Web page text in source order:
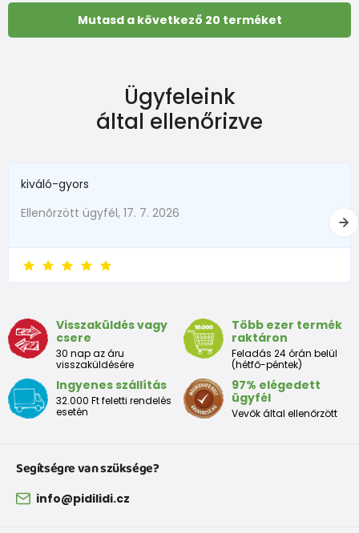
Mutasd a következő 20 terméket
Ügyfeleink
által ellenőrizve
kiváló-gyors
Ellenõrzött ügyfél, 17. 7. 2026
Visszaküldés vagy
csere
30 nap az áru
visszaküldésére
Több ezer termék
raktáron
Feladás 24 órán belül
(hétfő-péntek)
Ingyenes szállítás
32.000 Ft feletti rendelés
esetén
97% elégedett
ügyfél
Vevők által ellenőrzött
Segítségre van szüksége?
info@pidilidi.cz